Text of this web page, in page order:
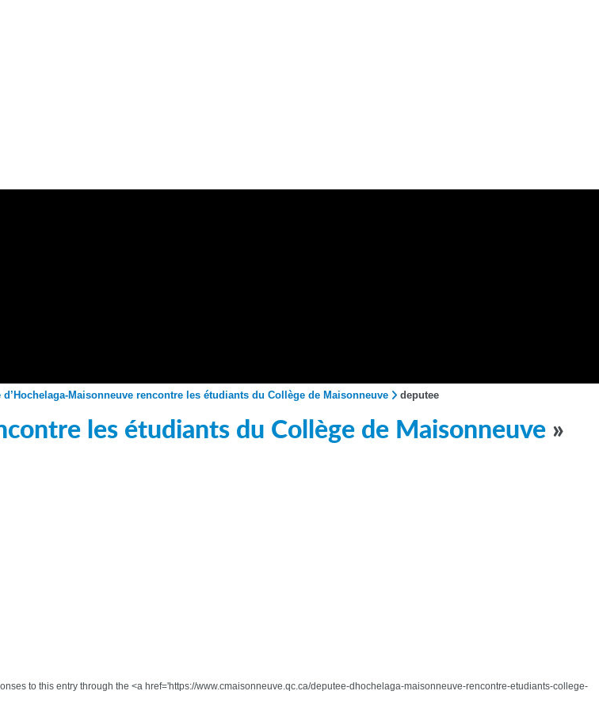
d’Hochelaga-Maisonneuve rencontre les étudiants du Collège de Maisonneuve deputee
les étudiants du Collège de Maisonneuve »
to this entry through the <a href='https://www.cmaisonneuve.qc.ca/deputee-dhochelaga-maisonneuve-rencontre-etudiants-college-